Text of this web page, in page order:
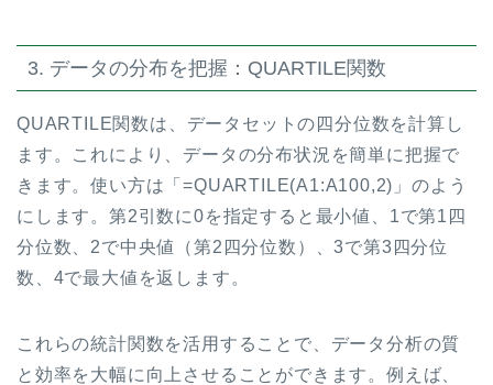
3. データの分布を把握：QUARTILE関数
QUARTILE関数は、データセットの四分位数を計算し
ます。これにより、データの分布状況を簡単に把握で
きます。使い方は「=QUARTILE(A1:A100,2)」のよう
にします。第2引数に0を指定すると最小値、1で第1四
分位数、2で中央値（第2四分位数）、3で第3四分位
数、4で最大値を返します。
これらの統計関数を活用することで、データ分析の質
と効率を大幅に向上させることができます。例えば、